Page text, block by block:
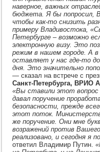
визы
наверное, важных
бюджета. Я бы попросил,
чтобы как-то снизить
примеру Владивостока,
Петербурге – возможно
электронную визу. Это
режим в нашем городе. А
оставляет у нас где-то
дня. Это значительно
— сказал на встрече с
Санкт-Петербурга, ВРИО
«Вы ставили этот вопрос
давал поручение
безопасности, прежде
этот поток.
же поручение. Они мне
возражений против
реализовано, и сегодня я
ответил Владимир Путин.